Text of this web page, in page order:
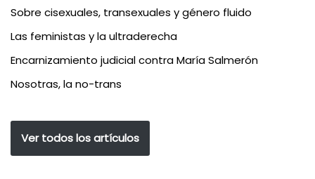
Sobre cisexuales, transexuales y género fluido
Las feministas y la ultraderecha
Encarnizamiento judicial contra María Salmerón
Nosotras, la no-trans
Ver todos los artículos